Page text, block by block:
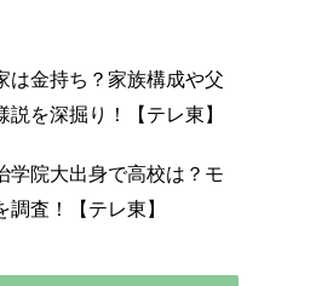
は金持ち？家族構成や父
を深掘り！【テレ東】
学院大出身で高校は？モ
査！【テレ東】